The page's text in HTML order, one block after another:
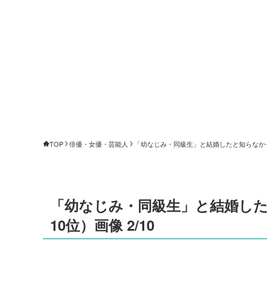
TOP 俳優・女優・芸能人 「幼なじみ・同級生」と結婚したと知らな
「幼なじみ・同級生」と結婚
10位）画像 2/10